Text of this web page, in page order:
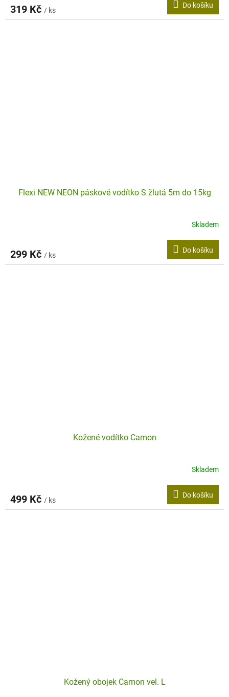
319 Kč / ks
Do košíku
Flexi NEW NEON páskové vodítko S žlutá 5m do 15kg
Skladem
299 Kč / ks
Do košíku
Kožené vodítko Camon
Skladem
499 Kč / ks
Do košíku
Kožený obojek Camon vel. L